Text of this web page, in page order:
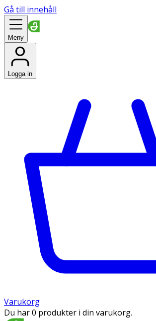
Gå till innehåll
Meny
Logga in
Varukorg
Du har 0 produkter i din varukorg.